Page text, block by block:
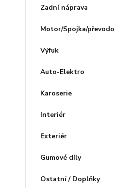
Zadní náprava
Motor/Spojka/
Výfuk
Auto-Elektro
Karoserie
Interiér
Exteriér
Gumové díly
Ostatní / Doplňky